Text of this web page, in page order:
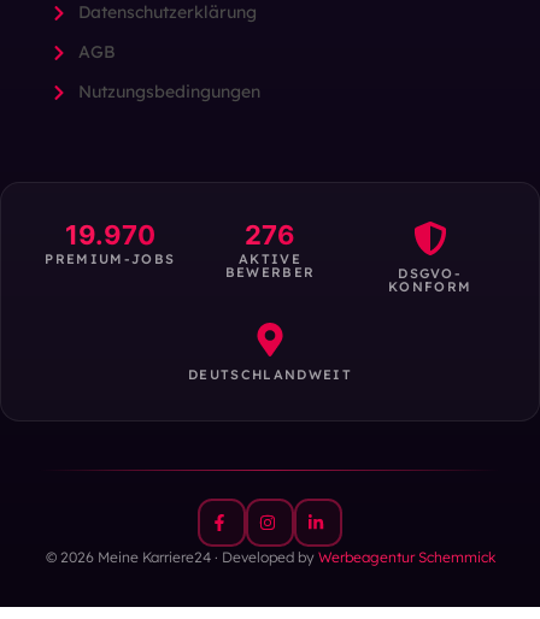
Datenschutzerklärung
AGB
Nutzungsbedingungen
19.970
PREMIUM-JOBS
276
AKTIVE
BEWERBER DSGVO-
KONFORM
DEUTSCHLANDWEIT
© 2026 Meine Karriere24 · Developed by Werbeagentur Schemmick